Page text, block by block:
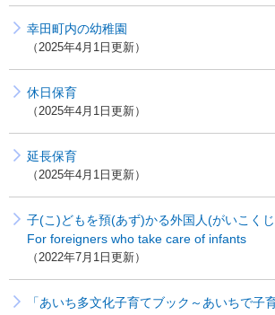
幸田町内の幼稚園
2025年4月1日更新
休日保育
2025年4月1日更新
延長保育
2025年4月1日更新
子(こ)どもを預(あず)かる外国人(がいこく
For foreigners who take care of infants
2022年7月1日更新
「あいち多文化子育てブック～あいちで子